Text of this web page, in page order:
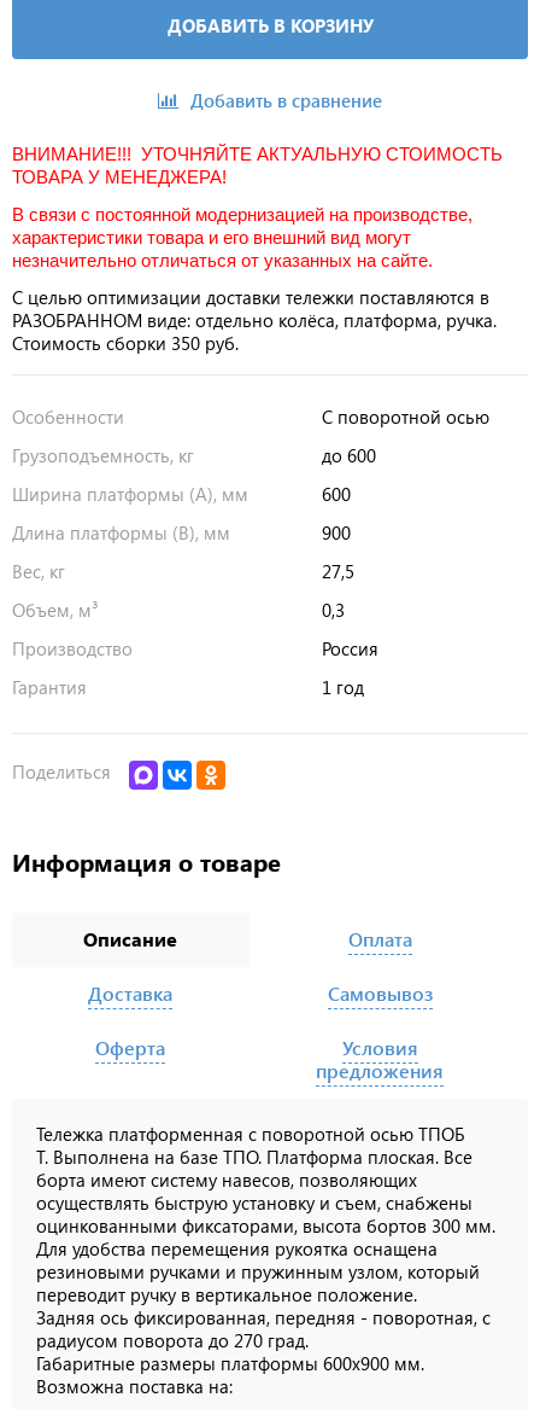
ДОБАВИТЬ В КОРЗИНУ
Добавить в сравнение
ВНИМАНИЕ!!! УТОЧНЯЙТЕ АКТУАЛЬНУЮ СТОИМОСТЬ
ТОВАРА У МЕНЕДЖЕРА!
В связи с постоянной модернизацией на производстве,
характеристики товара и его внешний вид могут
незначительно отличаться от указанных на сайте.
С целью оптимизации доставки тележки поставляются в
РАЗОБРАННОМ виде: отдельно колёса, платформа, ручка.
Стоимость сборки 350 руб.
Особенности
С поворотной осью
Грузоподъемность, кг
до 600
Ширина платформы (А), мм
600
Длина платформы (В), мм
900
Вес, кг
27,5
Объем, м³
0,3
Производство
Россия
Гарантия
1 год
Поделиться
Информация о товаре
Описание
Тележка платформенная с поворотной осью ТПОБ
Т. Выполнена на базе ТПО. Платформа плоская. Все
борта имеют систему навесов, позволяющих
осуществлять быструю установку и съем, снабжены
оцинкованными фиксаторами, высота бортов 300 мм.
Для удобства перемещения рукоятка оснащена
резиновыми ручками и пружинным узлом, который
переводит ручку в вертикальное положение.
Задняя ось фиксированная, передняя - поворотная, с
радиусом поворота до 270 град.
Габаритные размеры платформы 600х900 мм.
Возможна поставка на:
Оплата
Доставка Самовывоз
Оферта
Условия
предложения